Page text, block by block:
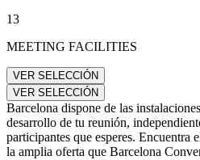
13
MEETING FACILITIES
Barcelona dispone de las
desarrollo de tu reunión,
participantes que esperes. Encuentra
la amplia oferta que Barcelona